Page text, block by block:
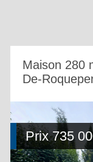
Maison 280
De-
Prix 735